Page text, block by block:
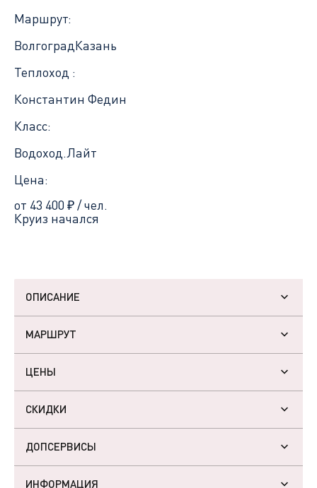
Маршрут:
ВолгоградКазань
Теплоход :
Константин Федин
Класс:
Водоход.Лайт
Цена:
от 43 400 ₽/ чел.
Круиз начался
ОПИСАНИЕ
МАРШРУТ
ЦЕНЫ
СКИДКИ
ДОПСЕРВИСЫ
ИНФОРМАЦИЯ